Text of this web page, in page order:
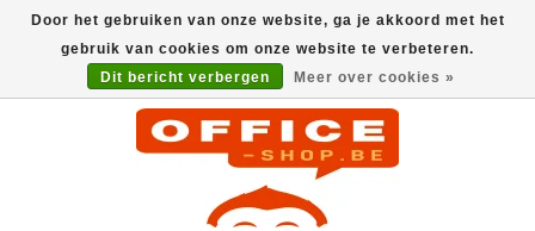
Door het gebruiken van onze website, ga je akkoord met het
gebruik van cookies om onze website te verbeteren.
Dit bericht verbergen
Meer over cookies »